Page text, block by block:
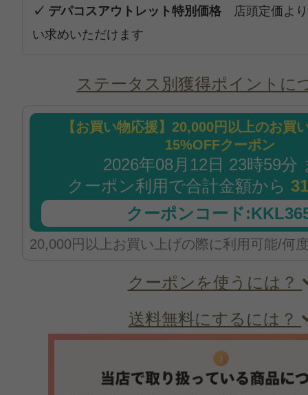
✓ デパコスアウトレット特別価格 店頭定価よ
い求めいただけます
ステータス別獲得ポイントに
【お買い物応援】20,000円以上のお買
15%OFFクーポン
2026年08月12日 23時59分
クーポン利用で合計金額から
クーポンコード
20,000円以上お買い上げの際に利用可能/何
クーポンを使うには？
送料無料にするには？